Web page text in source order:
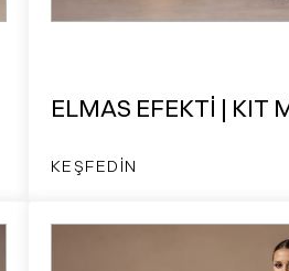
ELMAS EFEKTİ | KIT
KEŞFEDIN